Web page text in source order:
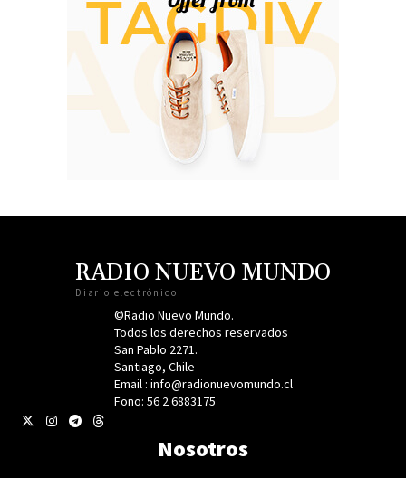
RADIO NUEVO MUNDO
Diario electrónico
©Radio Nuevo Mundo.
Todos los derechos reservados
San Pablo 2271.
Santiago, Chile
Email : info@radionuevomundo.cl
Fono: 56 2 6883175
Nosotros